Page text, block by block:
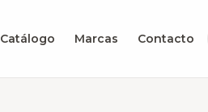
Catálogo Marcas Contacto